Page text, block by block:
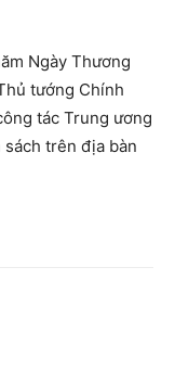
Ngày Thương
tướng Chính
tác Trung ương
trên địa bàn